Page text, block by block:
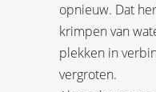
opnieuw. Dat
krimpen van
plekken in
vergroten.